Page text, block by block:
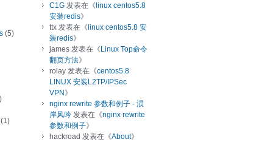
(5)
C1G 发表在《 linux centos5.8
安装redis》
ttx 发表在《 linux centos5.8 安
装redis》
james 发表在《 Linux Top命令
翻页方法》
rolay 发表在《centos5.8
LINUX 安装L2TP/IPSec
VPN 》
nginx rewrite 参数和例子 - 涢
岸风吟 发表在《nginx rewrite
参数和例子》
hackroad 发表在《About》